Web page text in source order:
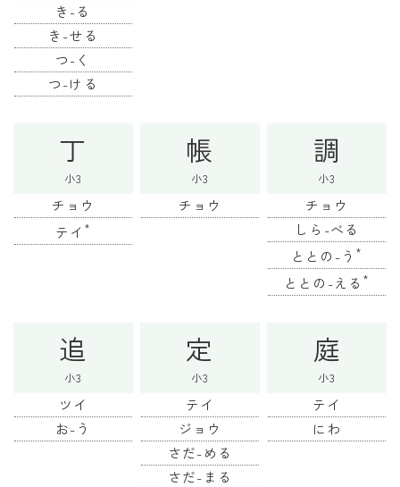
き-る
き-せる
つ-く
つ-ける
丁
小3
チョウ
テイ *
帳
小3
チョウ
調
小3
チョウ
しら-べる
ととの-う *
ととの-える *
追
小3
ツイ
お-う
定
小3
テイ
ジョウ
さだ-める
さだ-まる
庭
小3
テイ
にわ